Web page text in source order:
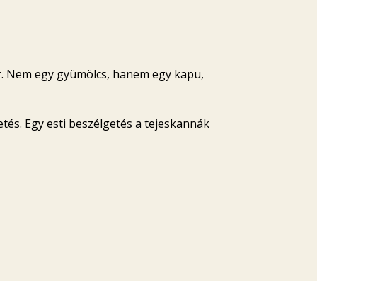
egy gyümölcs, hanem egy kapu,
Egy esti beszélgetés a tejeskannák